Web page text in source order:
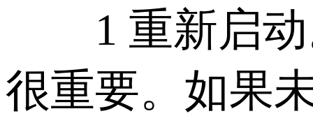
1 重新启动
很重要。如果